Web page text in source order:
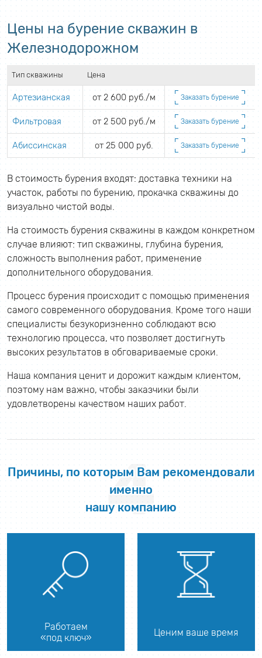
Цены на бурение скважин в
Железнодорожном
Тип скважины Цена
Артезианская от 2 600 руб./м Заказать бурение
Фильтровая от 2 500 руб./м Заказать бурение
Абиссинская от 25 000 руб. Заказать бурение
В стоимость бурения входят: доставка техники на
участок, работы по бурению, прокачка скважины до
визуально чистой воды.
На стоимость бурения скважины в каждом конкретном
случае влияют: тип скважины, глубина бурения,
сложность выполнения работ, применение
дополнительного оборудования.
Процесс бурения происходит с помощью применения
самого современного оборудования. Кроме того наши
специалисты безукоризненно соблюдают всю
технологию процесса, что позволяет достигнуть
высоких результатов в обговариваемые сроки.
Наша компания ценит и дорожит каждым клиентом,
поэтому нам важно, чтобы заказчики были
удовлетворены качеством наших работ.
Причины, по которым Вам рекомендовали
именно
нашу компанию
4
Работаем
«под ключ»
Ценим ваше время